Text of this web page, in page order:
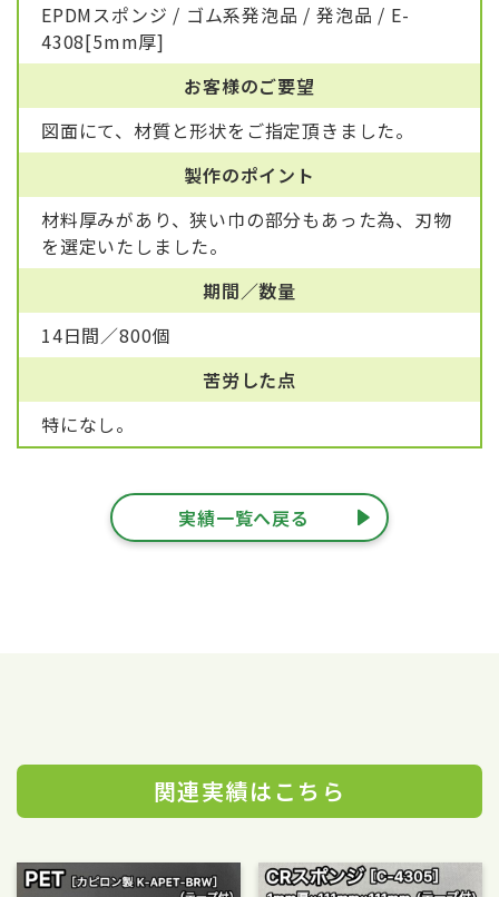
EPDMスポンジ / ゴム系発泡品 / 発泡品 / E-
4308[5mm厚]
お客様のご要望
図面にて、材質と形状をご指定頂きました。
製作のポイント
材料厚みがあり、狭い巾の部分もあった為、刃物
を選定いたしました。
期間／数量
14日間／800個
苦労した点
特になし。
実績一覧へ戻る
関連実績はこちら